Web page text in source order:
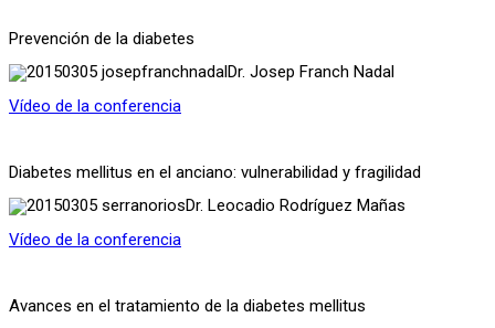
Prevención de la diabetes
Dr. Josep Franch Nadal
Vídeo de la conferencia
Diabetes mellitus en el anciano: vulnerabilidad y fragilidad
Dr. Leocadio Rodríguez Mañas
Vídeo de la conferencia
Avances en el tratamiento de la diabetes mellitus